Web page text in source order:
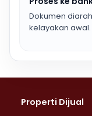
Dokumen
kelayakan awal.
Properti Dijual